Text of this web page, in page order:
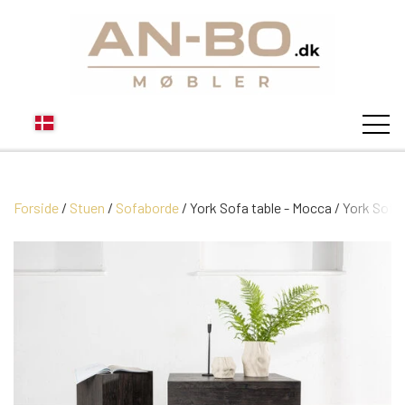
STUEN
MODUL SOFAER
MODUL SOFA DALLAS
SOFABORDE
SPISESTUEN
VITRINER
SOVEVÆRELSE
Forside Stuen Sofaborde York Sofa table - Mocca / York